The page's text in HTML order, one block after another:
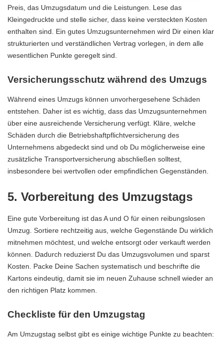
Preis, das Umzugsdatum und die Leistungen. Lese das
Kleingedruckte und stelle sicher, dass keine versteckten Kosten
enthalten sind. Ein gutes Umzugsunternehmen wird Dir einen klar
strukturierten und verständlichen Vertrag vorlegen, in dem alle
wesentlichen Punkte geregelt sind.
Versicherungsschutz während des Umzugs
Während eines Umzugs können unvorhergesehene Schäden
entstehen. Daher ist es wichtig, dass das Umzugsunternehmen
über eine ausreichende Versicherung verfügt. Kläre, welche
Schäden durch die Betriebshaftpflichtversicherung des
Unternehmens abgedeckt sind und ob Du möglicherweise eine
zusätzliche Transportversicherung abschließen solltest,
insbesondere bei wertvollen oder empfindlichen Gegenständen.
5. Vorbereitung des Umzugstags
Eine gute Vorbereitung ist das A und O für einen reibungslosen
Umzug. Sortiere rechtzeitig aus, welche Gegenstände Du wirklich
mitnehmen möchtest, und welche entsorgt oder verkauft werden
können. Dadurch reduzierst Du das Umzugsvolumen und sparst
Kosten. Packe Deine Sachen systematisch und beschrifte die
Kartons eindeutig, damit sie im neuen Zuhause schnell wieder an
den richtigen Platz kommen.
Checkliste für den Umzugstag
Am Umzugstag selbst gibt es einige wichtige Punkte zu beachten: